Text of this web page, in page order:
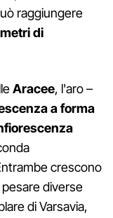
raggiungere
di
Aracee, l'aro –
a forma
crescono
diverse
di Varsavia,